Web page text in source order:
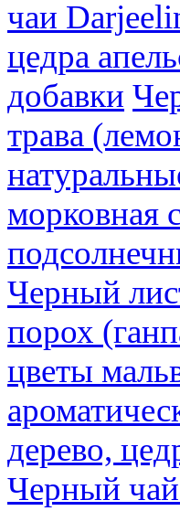
чаи
цедра
добавки
трава
морковная
Черный
порох
цветы
дерево,
Черный